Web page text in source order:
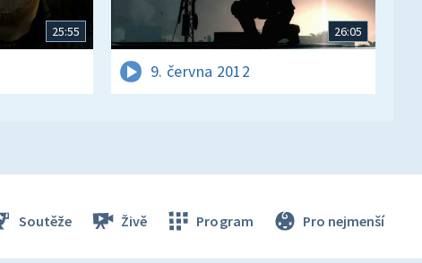
25:55 26:05
9. června 2012
Soutěže Živě Program Pro nejmenší